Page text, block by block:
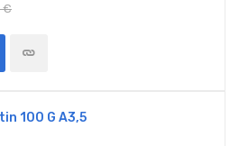
€
100 G A3,5